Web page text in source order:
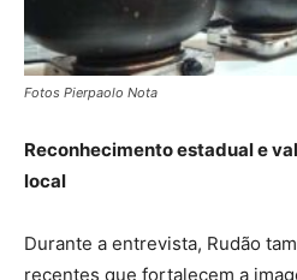
Fotos Pierpaolo Nota
Reconhecimento estadual e
local
Durante a entrevista, Rudão
recentes que fortalecem a